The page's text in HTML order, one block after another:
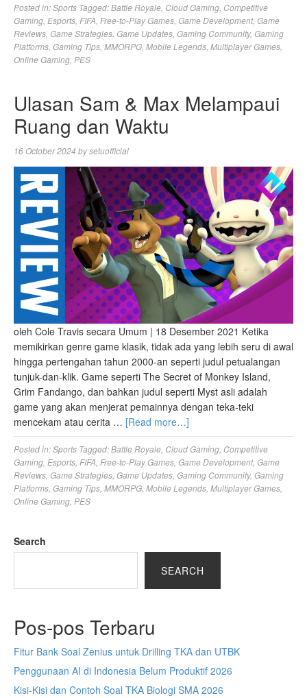
Posted in:Sports Tagged:Battle Royale Cloud Gaming Competitive
Gaming Esports FIFA Free-to-Play Games Game Development, Game
Reviews Game Strategies Game Updates Gaming Community, Gaming
Platforms Gaming Tips MMORPG Mobile Legends Multiplayer Games
Online Gaming PES
Ulasan Sam & Max Melampaui
Ruang dan Waktu
16 October 2024 bysetuofficial
oleh Cole Travis secara Umum | 18 Desember 2021 Ketika
memikirkan genre game klasik, tidak ada yang lebih seru di awal
hingga pertengahan tahun 2000-an seperti judul petualangan
tunjuk-dan-klik. Game seperti The Secret of Monkey Island,
Grim Fandango, dan bahkan judul seperti Myst asli adalah
game yang akan menjerat pemainnya dengan teka-teki
mencekam atau cerita … [Read more…]
Posted in:Sports Tagged:Battle Royale Cloud Gaming Competitive
Gaming Esports FIFA Free-to-Play Games Game Development, Game
Reviews Game Strategies Game Updates Gaming Community, Gaming
Platforms Gaming Tips MMORPG Mobile Legends Multiplayer Games
Online Gaming PES
Search
SEARCH
Pos-pos Terbaru
Fitur Bank Soal Zenius untuk Drilling TKA dan UTBK
Penggunaan AI di Indonesia Belum Produktif 2026
Kisi-Kisi dan Contoh Soal TKA Biologi SMA 2026